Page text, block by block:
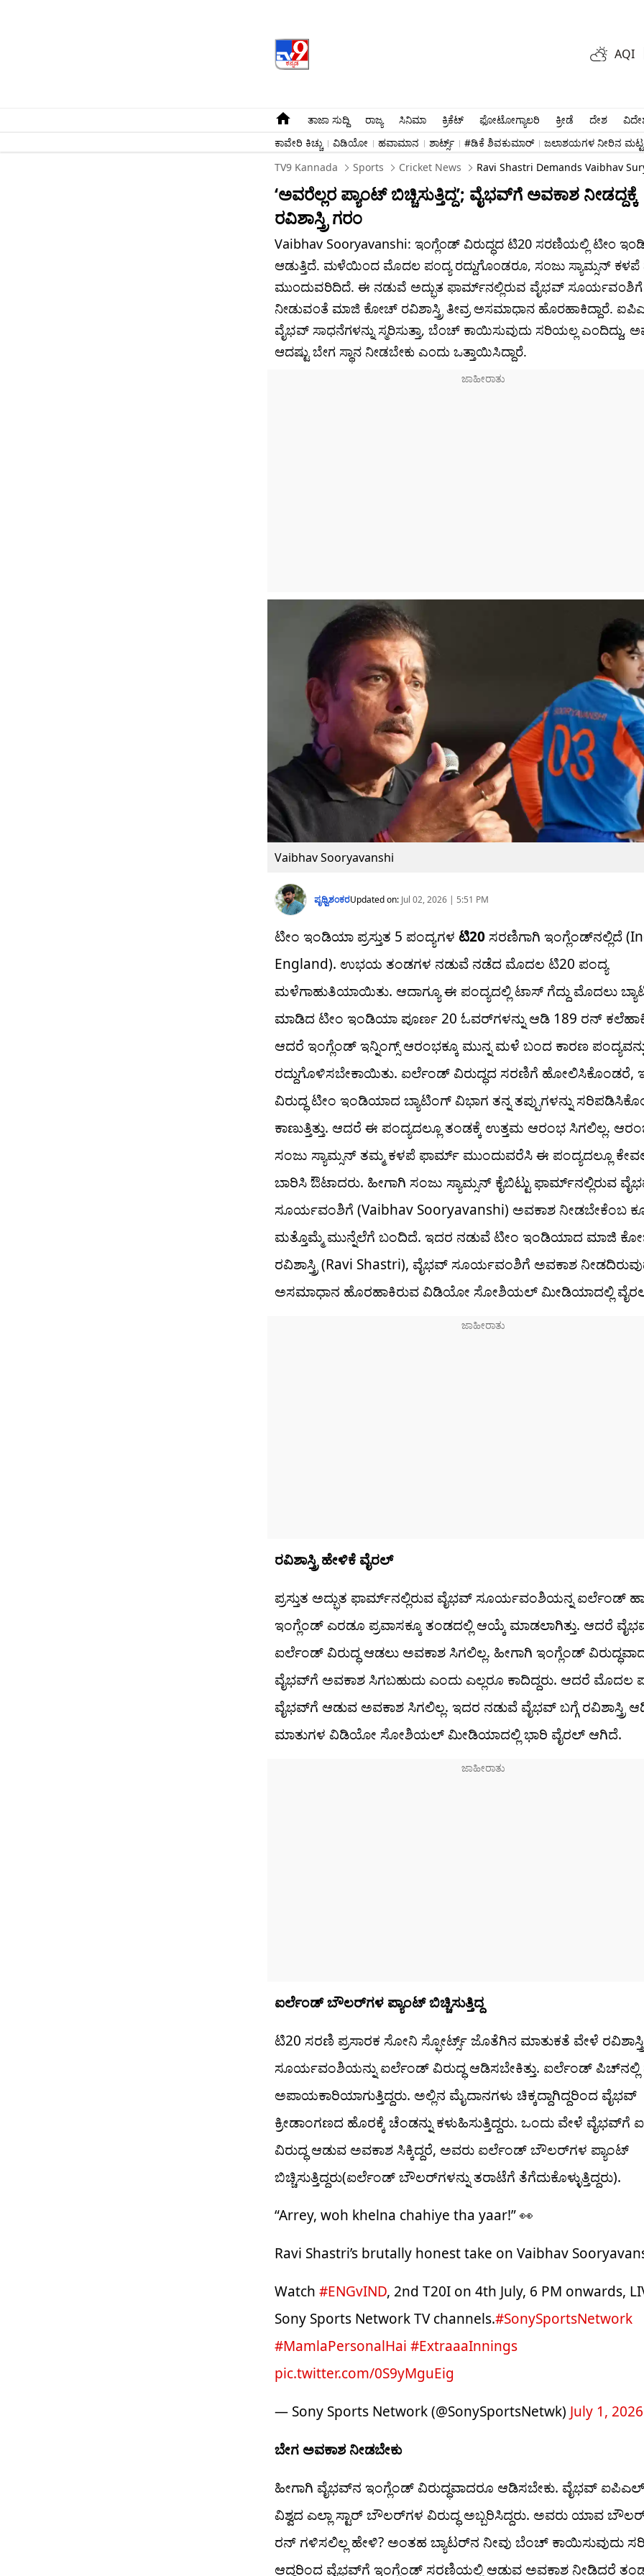
AQI
ತಾಜಾ ಸುದ್ದಿ ರಾಜ್ಯ ಸಿನಿಮಾ ಕ್ರಿಕೆಟ್​ ಫೋಟೋಗ್ಯಾಲರಿ ಕ್ರೀಡೆ ದೇಶ
ಕಾವೇರಿ ಕಿಚ್ಚು
ವಿಡಿಯೋ ಹವಾಮಾನ ಶಾರ್ಟ್ಸ್​ #ಡಿಕೆ ಶಿವಕುಮಾರ್​ ಜಲಾಶಯಗಳ ನೀರಿನ ಮಟ್ಟ
TV9 Kannada
Sports Cricket News Ravi Shastri Demands Vaibhav
‘ಅವರೆಲ್ಲರ ಪ್ಯಾಂಟ್ ಬಿಚ್ಚಿಸುತ್ತಿದ್ದ’; ವೈಭವ್​ಗೆ ಅವಕಾಶ ನೀಡದ್ದಕ್ಕೆ
ರವಿಶಾಸ್ತ್ರಿ ಗರಂ
Vaibhav Sooryavanshi: ಇಂಗ್ಲೆಂಡ್ ವಿರುದ್ಧದ ಟಿ20 ಸರಣಿಯಲ್ಲಿ ಟೀಂ
ಆಡುತ್ತಿದೆ. ಮಳೆಯಿಂದ ಮೊದಲ ಪಂದ್ಯ ರದ್ದುಗೊಂಡರೂ, ಸಂಜು ಸ್ಯಾಮ್ಸನ್
ಮುಂದುವರಿದಿದೆ. ಈ ನಡುವೆ ಅದ್ಭುತ ಫಾರ್ಮ್‌ನಲ್ಲಿರುವ ವೈಭವ್
ನೀಡುವಂತೆ ಮಾಜಿ ಕೋಚ್ ರವಿಶಾಸ್ತ್ರಿ ತೀವ್ರ ಅಸಮಾಧಾನ ಹೊರಹಾಕಿದ್ದಾರೆ.
ವೈಭವ್ ಸಾಧನೆಗಳನ್ನು ಸ್ಮರಿಸುತ್ತಾ, ಬೆಂಚ್ ಕಾಯಿಸುವುದು ಸರಿಯಲ್ಲ ಎಂದಿದ್ದು,
ಆದಷ್ಟು ಬೇಗ ಸ್ಥಾನ ನೀಡಬೇಕು ಎಂದು ಒತ್ತಾಯಿಸಿದ್ದಾರೆ.
Vaibhav Sooryavanshi
ಪೃಥ್ವಿಶಂಕರUpdated on: Jul 02, 2026 | 5:51 PM
ಟೀಂ ಇಂಡಿಯಾ ಪ್ರಸ್ತುತ 5 ಪಂದ್ಯಗಳ ಟಿ20 ಸರಣಿಗಾಗಿ ಇಂಗ್ಲೆಂಡ್​ನಲ್ಲಿದೆ
England). ಉಭಯ ತಂಡಗಳ ನಡುವೆ ನಡೆದ ಮೊದಲ ಟಿ20 ಪಂದ್ಯ
ಮಳೆಗಾಹುತಿಯಾಯಿತು. ಆದಾಗ್ಯೂ ಈ ಪಂದ್ಯದಲ್ಲಿ ಟಾಸ್ ಗೆದ್ದು ಮೊದಲು
ಮಾಡಿದ ಟೀಂ ಇಂಡಿಯಾ ಪೂರ್ಣ 20 ಓವರ್​ಗಳನ್ನು ಆಡಿ 189 ರನ್
ಆದರೆ ಇಂಗ್ಲೆಂಡ್‌ ಇನ್ನಿಂಗ್ಸ್ ಆರಂಭಕ್ಕೂ ಮುನ್ನ ಮಳೆ ಬಂದ ಕಾರಣ
ರದ್ದುಗೊಳಿಸಬೇಕಾಯಿತು. ಐರ್ಲೆಂಡ್ ವಿರುದ್ಧದ ಸರಣಿಗೆ ಹೋಲಿಸಿಕೊಂಡರೆ,
ವಿರುದ್ಧ ಟೀಂ ಇಂಡಿಯಾದ ಬ್ಯಾಟಿಂಗ್‌ ವಿಭಾಗ ತನ್ನ ತಪ್ಪುಗಳನ್ನು
ಕಾಣುತ್ತಿತ್ತು. ಆದರೆ ಈ ಪಂದ್ಯದಲ್ಲೂ ತಂಡಕ್ಕೆ ಉತ್ತಮ ಆರಂಭ ಸಿಗಲಿಲ್ಲ.
ಸಂಜು ಸ್ಯಾಮ್ಸನ್ ತಮ್ಮ ಕಳಪೆ ಫಾರ್ಮ್​ ಮುಂದುವರೆಸಿ ಈ ಪಂದ್ಯದಲ್ಲೂ
ಬಾರಿಸಿ ಔಟಾದರು. ಹೀಗಾಗಿ ಸಂಜು ಸ್ಯಾಮ್ಸನ್​ ಕೈಬಿಟ್ಟು ಫಾರ್ಮ್​ನಲ್ಲಿರುವ
ಸೂರ್ಯವಂಶಿಗೆ (Vaibhav Sooryavanshi) ಅವಕಾಶ ನೀಡಬೇಕೆಂಬ
ಮತ್ತೊಮ್ಮೆ ಮುನ್ನೆಲೆಗೆ ಬಂದಿದೆ. ಇದರ ನಡುವೆ ಟೀಂ ಇಂಡಿಯಾದ ಮಾಜಿ
ರವಿಶಾಸ್ತ್ರಿ (Ravi Shastri), ವೈಭವ್ ಸೂರ್ಯವಂಶಿಗೆ ಅವಕಾಶ
ಅಸಮಾಧಾನ ಹೊರಹಾಕಿರುವ ವಿಡಿಯೋ ಸೋಶಿಯಲ್ ಮೀಡಿಯಾದಲ್ಲಿ
ರವಿಶಾಸ್ತ್ರಿ ಹೇಳಿಕೆ ವೈರಲ್
ಪ್ರಸ್ತುತ ಅದ್ಭುತ ಫಾರ್ಮ್​ನಲ್ಲಿರುವ ವೈಭವ್ ಸೂರ್ಯವಂಶಿಯನ್ನ ಐರ್ಲೆಂಡ್
ಇಂಗ್ಲೆಂಡ್‌ ಎರಡೂ ಪ್ರವಾಸಕ್ಕೂ ತಂಡದಲ್ಲಿ ಆಯ್ಕೆ ಮಾಡಲಾಗಿತ್ತು. ಆದರೆ
ಐರ್ಲೆಂಡ್ ವಿರುದ್ಧ ಆಡಲು ಅವಕಾಶ ಸಿಗಲಿಲ್ಲ. ಹೀಗಾಗಿ ಇಂಗ್ಲೆಂಡ್‌
ವೈಭವ್​ಗೆ ಅವಕಾಶ ಸಿಗಬಹುದು ಎಂದು ಎಲ್ಲರೂ ಕಾದಿದ್ದರು. ಆದರೆ ಮೊದಲ
ವೈಭವ್​ಗೆ ಆಡುವ ಅವಕಾಶ ಸಿಗಲಿಲ್ಲ. ಇದರ ನಡುವೆ ವೈಭವ್ ಬಗ್ಗೆ ರವಿಶಾಸ್ತ್ರಿ
ಮಾತುಗಳ ವಿಡಿಯೋ ಸೋಶಿಯಲ್ ಮೀಡಿಯಾದಲ್ಲಿ ಭಾರಿ ವೈರಲ್ ಆಗಿದೆ.
ಐರ್ಲೆಂಡ್ ಬೌಲರ್​ಗಳ ಪ್ಯಾಂಟ್ ಬಿಚ್ಚಿಸುತ್ತಿದ್ದ
ಟಿ20 ಸರಣಿ ಪ್ರಸಾರಕ ಸೋನಿ ಸ್ಫೋರ್ಟ್ಸ್ ಜೊತೆಗಿನ ಮಾತುಕತೆ ವೇಳೆ
ಸೂರ್ಯವಂಶಿಯನ್ನು ಐರ್ಲೆಂಡ್ ವಿರುದ್ಧ ಆಡಿಸಬೇಕಿತ್ತು. ಐರ್ಲೆಂಡ್
ಅಪಾಯಕಾರಿಯಾಗುತ್ತಿದ್ದರು. ಅಲ್ಲಿನ ಮೈದಾನಗಳು ಚಿಕ್ಕದ್ದಾಗಿದ್ದರಿಂದ ವೈಭವ್​
ಕ್ರೀಡಾಂಗಣದ ಹೊರಕ್ಕೆ ಚೆಂಡನ್ನು ಕಳುಹಿಸುತ್ತಿದ್ದರು. ಒಂದು ವೇಳೆ
ವಿರುದ್ಧ ಆಡುವ ಅವಕಾಶ ಸಿಕ್ಕಿದ್ದರೆ, ಅವರು ಐರ್ಲೆಂಡ್ ಬೌಲರ್​ಗಳ ಪ್ಯಾಂಟ್
ಬಿಚ್ಚಿಸುತ್ತಿದ್ದರು(ಐರ್ಲೆಂಡ್ ಬೌಲರ್​ಗಳನ್ನು ತರಾಟೆಗೆ ತೆಗೆದುಕೊಳ್ಳುತ್ತಿದ್ದರು).
“Arrey, woh khelna chahiye tha yaar!” 👀
Ravi Shastri’s brutally honest take on Vaibhav
Watch #ENGvIND, 2nd T20I on 4th July, 6 PM onwards,
Sony Sports Network TV channels.#SonySportsNetwork
#MamlaPersonalHai #ExtraaaInnings
pic.twitter.com/0S9yMguEig
— Sony Sports Network (@SonySportsNetwk) July 1, 2026
ಬೇಗ ಅವಕಾಶ ನೀಡಬೇಕು
ಹೀಗಾಗಿ ವೈಭವ್​ನ ಇಂಗ್ಲೆಂಡ್‌ ವಿರುದ್ಧವಾದರೂ ಆಡಿಸಬೇಕು. ವೈಭವ್
ವಿಶ್ವದ ಎಲ್ಲಾ ಸ್ಟಾರ್ ಬೌಲರ್​ಗಳ ವಿರುದ್ಧ ಅಬ್ಬರಿಸಿದ್ದರು. ಅವರು ಯಾವ ಬೌಲರ್​
ರನ್ ಗಳಿಸಲಿಲ್ಲ ಹೇಳಿ? ಅಂತಹ ಬ್ಯಾಟರ್​ನ ನೀವು ಬೆಂಚ್ ಕಾಯಿಸುವುದು
ಆದ್ದರಿಂದ ವೈಭವ್​ಗೆ ಇಂಗ್ಲೆಂಡ್‌ ಸರಣಿಯಲ್ಲಿ ಆಡುವ ಅವಕಾಶ ನೀಡಿದರೆ